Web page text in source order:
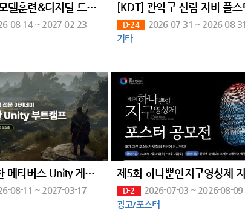
[MBC] AI 모델훈련&디지털 트윈 아카데미 모집(~8/14)
08-14 ~ 2027-02-23
D-24
2026-07-31 ~ 2026-08-
기타
AI를 활용한 메타버스 Unity 게임 부트캠프
08-11 ~ 2027-03-17
D-2
2026-07-03 ~ 2026-08-09
광고/포스터